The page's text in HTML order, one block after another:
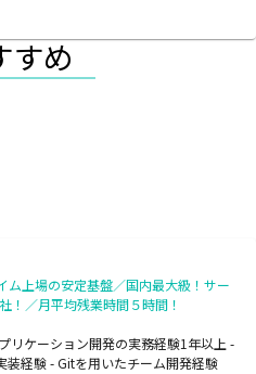
すめ
ム上場の安定基盤／国内最大級！サー
！／月平均残業時間５時間！
リケーション開発の実務経験1年以上 -
装経験 - Gitを用いたチーム開発経験